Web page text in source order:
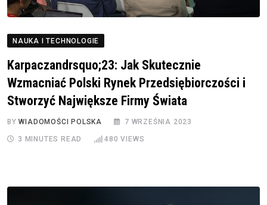
NAUKA I TECHNOLOGIE
Karpaczandrsquo;23: Jak Skutecznie
Wzmacniać Polski Rynek Przedsiębiorczości i
Stworzyć Największe Firmy Świata
BYWIADOMOŚCI POLSKA 7 WRZEŚNIA 2023
3 MINUTES READ 480 VIEWS